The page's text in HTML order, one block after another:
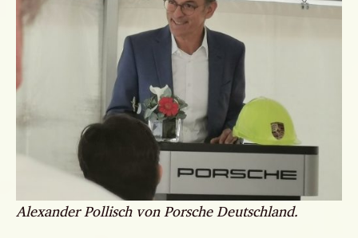
Alexander Pollisch von Porsche Deutschland.